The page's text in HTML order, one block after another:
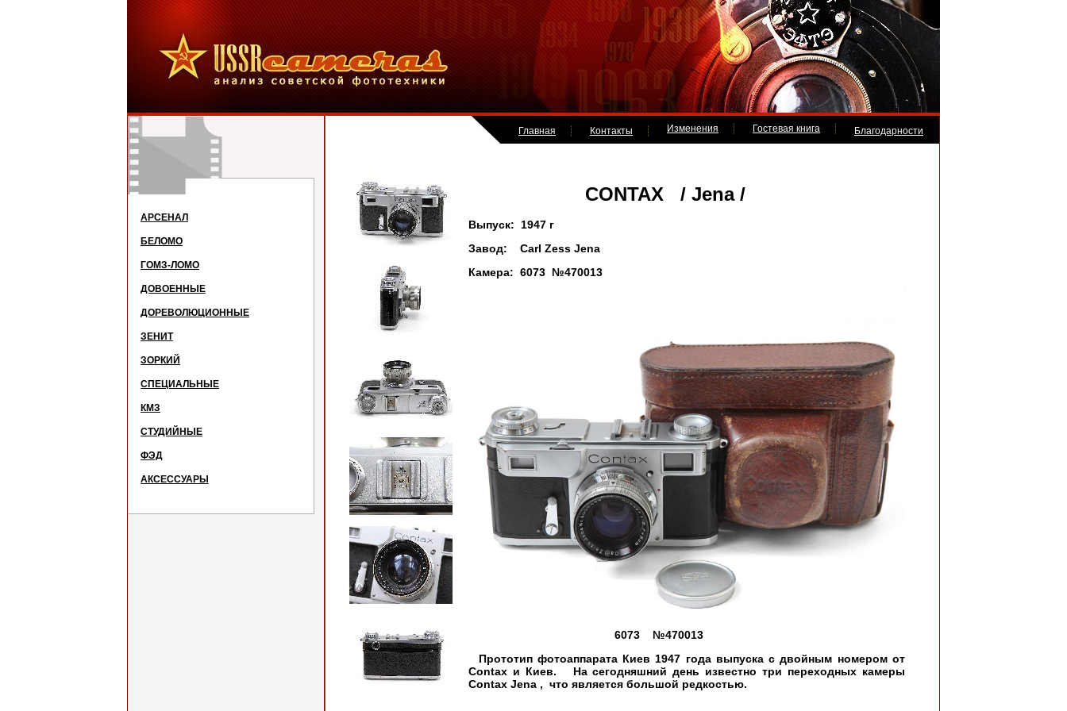
АРСЕНАЛ
БЕЛОМО
ГОМЗ-ЛОМО
ДОВОЕННЫЕ
ДОРЕВОЛЮЦИОННЫЕ
ЗЕНИТ
ЗОРКИЙ
СПЕЦИАЛЬНЫЕ
КМЗ
СТУДИЙНЫЕ
ФЭД
АКСЕССУАРЫ
Главная Контакты Изменения Гостевая книга Благодарности
CONTAX / Jena /
Выпуск: 1947 г
Завод: Carl Zess Jena
Камера: 6073 №470013
6073 №470013
Прототип фотоаппарата Киев 1947 года выпуска с двойным номером от
Contax и Киев. На сегодняшний день известно три переходных камеры
Contax Jena , что является большой редкостью.